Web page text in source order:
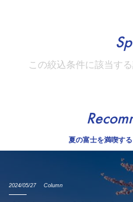
この絞込条件に該当す
夏の富士を満喫す
2024/05/27 Column